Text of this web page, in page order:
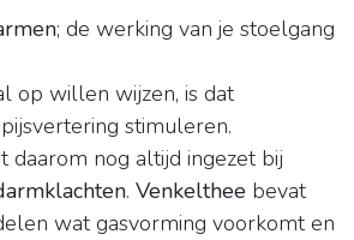
; de werking van je stoelgang
op willen wijzen, is dat
stimuleren.
daarom nog altijd ingezet bij
. Venkelthee bevat
wat gasvorming voorkomt en